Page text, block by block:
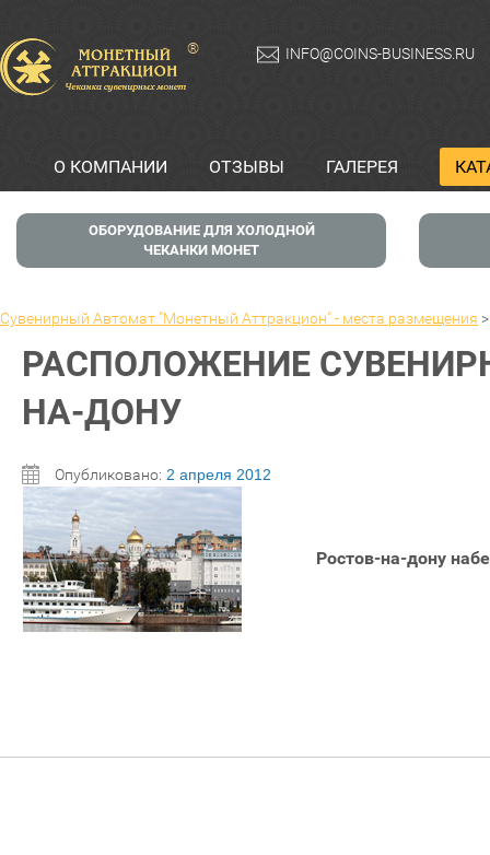
® INFO@COINS-BUSINESS.RU
О КОМПАНИИ ОТЗЫВЫ ГАЛЕРЕЯ
ОБОРУДОВАНИЕ ДЛЯ ХОЛОДНОЙ
ЧЕКАНКИ МОНЕТ
Сувенирный Автомат "Монетный Аттракцион" - места размещения
РАСПОЛОЖЕНИЕ
НА-ДОНУ
Опубликовано: 2 апреля 2012
Ростов-на-дону